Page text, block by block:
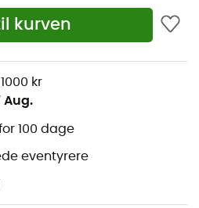
kurven
kr
Aug.
100 dage
eventyrere
nærmeste og dele denne
om det!